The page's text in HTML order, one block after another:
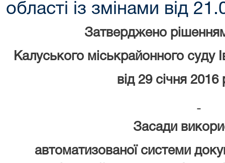
області із змінами від
Затверджено
Калуського міськрайонного суду
від 29 січня
Засади
автоматизованої системи